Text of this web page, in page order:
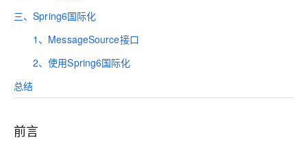
三、Spring6国际化
1、MessageSource接口
2、使用Spring6国际化
总结
前言